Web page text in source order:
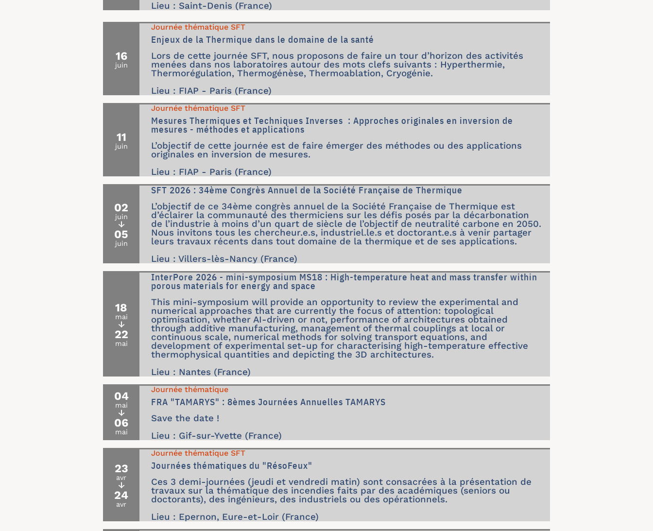
Lieu : Saint-Denis (France)
16
juin
Journée thématique SFT
Enjeux de la Thermique dans le domaine de la santé
Lors de cette journée SFT, nous proposons de faire un tour d’horizon des activités
menées dans nos laboratoires autour des mots clefs suivants : Hyperthermie,
Thermorégulation, Thermogénèse, Thermoablation, Cryogénie.
Lieu : FIAP - Paris (France)
11
juin
Journée thématique SFT
Mesures Thermiques et Techniques Inverses : Approches originales en inversion de
mesures - méthodes et applications
L’objectif de cette journée est de faire émerger des méthodes ou des applications
originales en inversion de mesures.
Lieu : FIAP - Paris (France)
02
juin
↓
05
juin
SFT 2026 : 34ème Congrès Annuel de la Société Française de Thermique
L’objectif de ce 34ème congrès annuel de la Société Française de Thermique est
d’éclairer la communauté des thermiciens sur les défis posés par la décarbonation
de l’industrie à moins d’un quart de siècle de l’objectif de neutralité carbone en 2050.
Nous invitons tous les chercheur.e.s, industriel.le.s et doctorant.e.s à venir partager
leurs travaux récents dans tout domaine de la thermique et de ses applications.
Lieu : Villers-lès-Nancy (France)
18
mai
↓
22
mai
InterPore 2026 - mini-symposium MS18 : High-temperature heat and mass transfer within
porous materials for energy and space
This mini-symposium will provide an opportunity to review the experimental and
numerical approaches that are currently the focus of attention: topological
optimisation, whether AI-driven or not, performance of architectures obtained
through additive manufacturing, management of thermal couplings at local or
continuous scale, numerical methods for solving transport equations, and
development of experimental set-up for characterising high-temperature effective
thermophysical quantities and depicting the 3D architectures.
Lieu : Nantes (France)
04
mai
↓
06
mai
Journée thématique
FRA "TAMARYS" : 8èmes Journées Annuelles TAMARYS
Save the date !
Lieu : Gif-sur-Yvette (France)
23
avr
↓
24
avr
Journée thématique SFT
Journées thématiques du "RésoFeux"
Ces 3 demi-journées (jeudi et vendredi matin) sont consacrées à la présentation de
travaux sur la thématique des incendies faits par des académiques (seniors ou
doctorants), des ingénieurs, des industriels ou des opérationnels.
Lieu : Epernon, Eure-et-Loir (France)